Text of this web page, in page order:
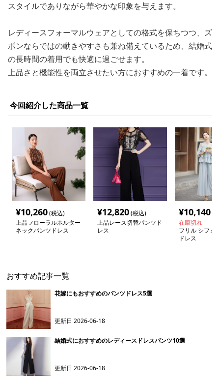
スタイルでありながら華やかな印象を与えます。
レディースフォーマルウェアとしての格式を保ちつつ、ズ
ボンならではの動きやすさも兼ね備えているため、結婚式
の長時間の着用でも快適に過ごせます。
上品さと機能性を両立させたい方におすすめの一着です。
今回紹介した商品一覧
¥10,260(税込)
上品フローラルホルター
ネックパンツドレス
¥12,820(税込)
上品レース切替パンツド
レス
¥10,140
在庫切れ
フリル シフォ
ドレス
おすすめ記事一覧
花嫁にもおすすめのパンツドレス5選
更新日2026-06-18
結婚式におすすめのレディースドレスパンツ10選
更新日2026-06-18